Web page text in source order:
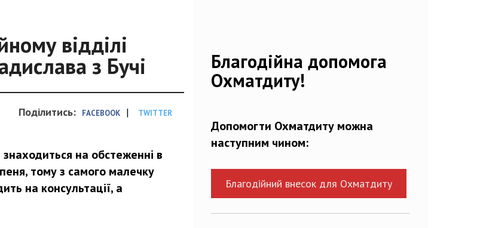
відділі
з Бучі
Поділитись: FACEBOOK | TWITTER
на обстеженні в
тому з самого малечку
на консультації, а
Благодійна допомога
Охматдиту!
Допомогти Охматдиту можна
наступним чином:
Благодійний внесок для Охматдиту